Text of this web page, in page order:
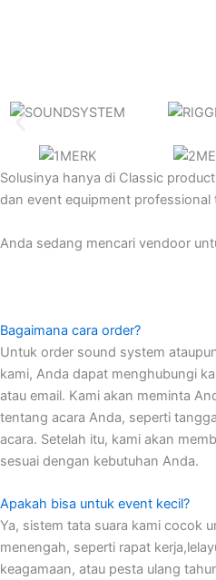
Solusinya hanya di Classic
dan event equipment professional
Anda sedang mencari vendoor
Bagaimana cara order?
Untuk order sound system
kami, Anda dapat menghubungi
atau email. Kami akan meminta
tentang acara Anda, seperti
acara. Setelah itu, kami akan
sesuai dengan kebutuhan Anda.
Apakah bisa untuk event kecil?
Ya, sistem tata suara kami cocok
menengah, seperti rapat
keagamaan, atau pesta ulang